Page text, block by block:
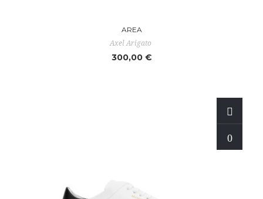
AREA
Axel Arigato
300,00 €